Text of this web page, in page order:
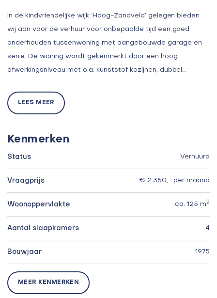
In de kindvriendelijke wijk ‘Hoog-Zandveld’ gelegen bieden
wij aan voor de verhuur voor onbepaalde tijd een goed
onderhouden tussenwoning met aangebouwde garage en
serre. De woning wordt gekenmerkt door een hoog
afwerkingsniveau met o.a. kunststof kozijnen, dubbel…
LEES MEER
Kenmerken
Status Verhuurd
Vraagprijs € 2.350,- per maand
Woonoppervlakte ca. 125 m2
Aantal slaapkamers 4
Bouwjaar 1975
MEER KENMERKEN